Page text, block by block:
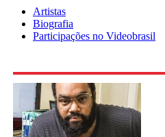
Artistas
Biografia
Participações no Videobrasil